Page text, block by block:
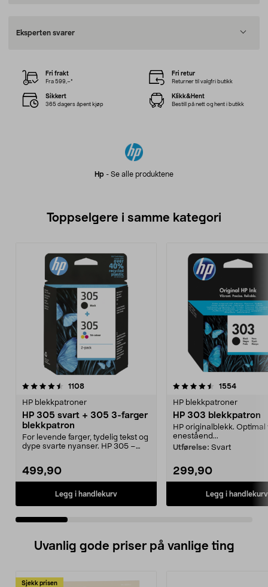
Eksperten svarer
Hp - Se alle produktene
Fri frakt
Fra 599,–*
Fri retur
Returner til valgfri butikk
Sikkert
365 dagers åpent kjøp
Klikk&Hent
Bestill på nett og hent i butikk
Toppselgere i samme kategori
1108anmeldelser
HP blekkpatroner
HP 305 svart + 305 3-farger
blekkpatron
For levende farger, tydelig tekst og
dype svarte nyanser. HP 305 –
499,90
Legg i handlekurv
4.5 av 5 stjerner 1554
HP blekkpatroner
HP 303 blekkpatron
HP originalblekk. Optimal
eneståend...
Utførelse: Svart
299,90
Legg i handlekurv
4.5 av 5 stjerner
Uvanlig gode priser på vanlige ting
Sjekk prisen